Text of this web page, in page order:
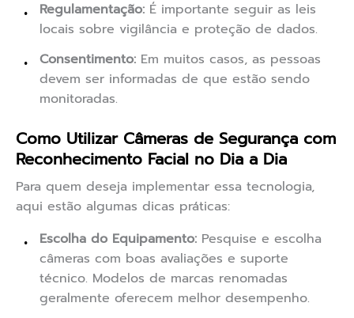
Regulamentação: É importante seguir as leis
locais sobre vigilância e proteção de dados.
Consentimento: Em muitos casos, as pessoas
devem ser informadas de que estão sendo
monitoradas.
Como Utilizar Câmeras de Segurança com
Reconhecimento Facial no Dia a Dia
Para quem deseja implementar essa tecnologia,
aqui estão algumas dicas práticas:
Escolha do Equipamento: Pesquise e escolha
câmeras com boas avaliações e suporte
técnico. Modelos de marcas renomadas
geralmente oferecem melhor desempenho.